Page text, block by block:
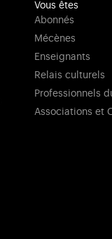
Vous êtes
Abonnés
Mécènes
Enseignants
Relais culturels
Professionnels
Associations et